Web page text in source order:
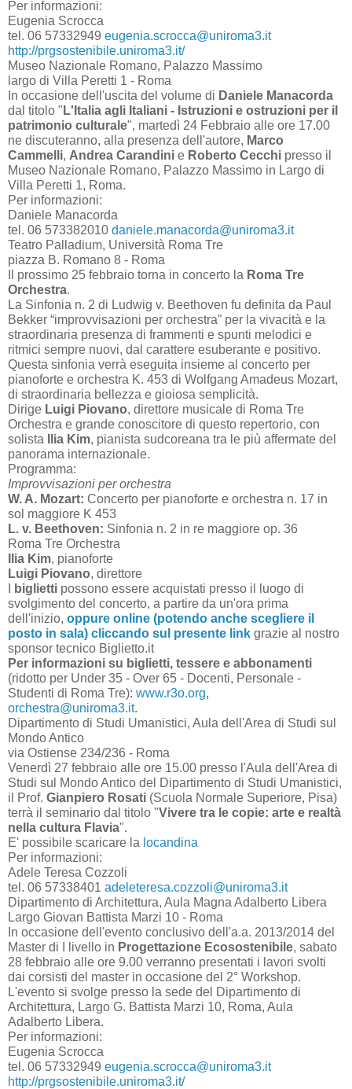
Per informazioni:
Eugenia Scrocca
tel. 06 57332949 eugenia.scrocca@uniroma3.it
http://prgsostenibile.uniroma3.it/
Museo Nazionale Romano, Palazzo Massimo
largo di Villa Peretti 1 - Roma
In occasione dell'uscita del volume di Daniele Manacorda
dal titolo " L'Italia agli Italiani - Istruzioni e ostruzioni per il
patrimonio culturale", martedì 24 Febbraio alle ore 17.00
ne discuteranno, alla presenza dell'autore, Marco
Cammelli, Andrea Carandini e Roberto Cecchi presso il
Museo Nazionale Romano, Palazzo Massimo in Largo di
Villa Peretti 1, Roma.
Per informazioni:
Daniele Manacorda
tel. 06 573382010 daniele.manacorda@uniroma3.it
Teatro Palladium, Università Roma Tre
piazza B. Romano 8 - Roma
Il prossimo 25 febbraio torna in concerto la Roma Tre
Orchestra.
La Sinfonia n. 2 di Ludwig v. Beethoven fu definita da Paul
Bekker “improvvisazioni per orchestra” per la vivacità e la
straordinaria presenza di frammenti e spunti melodici e
ritmici sempre nuovi, dal carattere esuberante e positivo.
Questa sinfonia verrà eseguita insieme al concerto per
pianoforte e orchestra K. 453 di Wolfgang Amadeus Mozart,
di straordinaria bellezza e gioiosa semplicità.
Dirige Luigi Piovano, direttore musicale di Roma Tre
Orchestra e grande conoscitore di questo repertorio, con
solista
Ilia Kim, pianista sudcoreana tra le più affermate del
panorama internazionale.
Programma:
Improvvisazioni per orchestra
W. A. Mozart: Concerto per pianoforte e orchestra n. 17 in
sol maggiore K 453
L. v. Beethoven: Sinfonia n. 2 in re maggiore op. 36
Roma Tre Orchestra
Ilia Kim, pianoforte
Luigi Piovano, direttore
biglietti possono essere acquistati presso il luogo di
svolgimento del concerto, a partire da un'ora prima
dell'inizio, oppure online (potendo anche scegliere il
posto in sala) cliccando sul presente link grazie al nostro
sponsor tecnico Biglietto.it
Per informazioni su biglietti, tessere e abbonamenti
(ridotto per Under 35 - Over 65 - Docenti, Personale -
Studenti di Roma Tre): www.r3o.org,
orchestra@uniroma3.it.
Dipartimento di Studi Umanistici, Aula dell'Area di Studi sul
Mondo Antico
via Ostiense 234/236 - Roma
Venerdì 27 febbraio alle ore 15.00 presso l'Aula dell'Area di
Studi sul Mondo Antico del Dipartimento di Studi Umanistici,
il Prof. Gianpiero Rosati (Scuola Normale Superiore, Pisa)
terrà il seminario dal titolo "Vivere tra le copie: arte e realtà
nella cultura Flavia".
E' possibile scaricare la locandina
Per informazioni:
Adele Teresa Cozzoli
tel. 06 57338401 adeleteresa.cozzoli@uniroma3.it
Dipartimento di Architettura, Aula Magna Adalberto Libera
Largo Giovan Battista Marzi 10 - Roma
In occasione dell'evento conclusivo dell'a.a. 2013/2014 del
Master di I livello in Progettazione Ecosostenibile, sabato
28 febbraio alle ore 9.00 verranno presentati i lavori svolti
dai corsisti del master in occasione del 2° Workshop.
L'evento si svolge presso la sede del Dipartimento di
Architettura, Largo G. Battista Marzi 10, Roma, Aula
Adalberto Libera.
Per informazioni:
Eugenia Scrocca
tel. 06 57332949 eugenia.scrocca@uniroma3.it
http://prgsostenibile.uniroma3.it/